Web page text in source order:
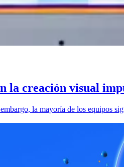
la creación visual
la mayoría de los equipos